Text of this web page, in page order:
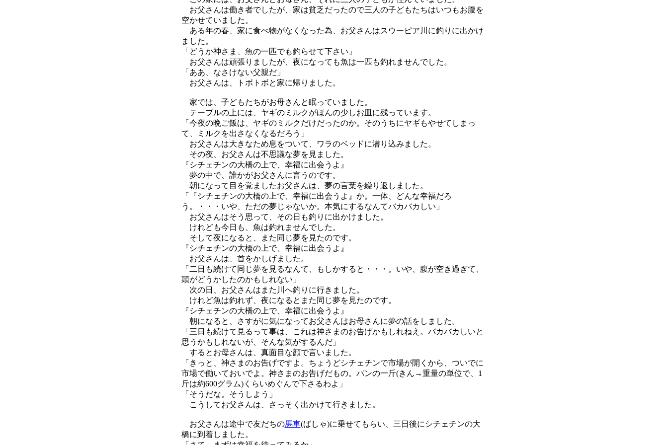
お父さんは働き者でしたが、家は貧乏だったので三人の子どもたちはいつもお腹を
空かせていました。
ある年の春、家に食べ物がなくなった為、お父さんはスウーピア川に釣りに出かけ
ました。
「どうか神さま、魚の一匹でも釣らせて下さい」
お父さんは頑張りましたが、夜になっても魚は一匹も釣れませんでした。
「ああ、なさけない父親だ」
お父さんは、トボトボと家に帰りました。
家では、子どもたちがお母さんと眠っていました。
テーブルの上には、ヤギのミルクがほんの少しお皿に残っています。
「今夜の晩ご飯は、ヤギのミルクだけだったのか。そのうちにヤギもやせてしまっ
て、ミルクを出さなくなるだろう」
お父さんは大きなため息をついて、ワラのベッドに潜り込みました。
その夜、お父さんは不思議な夢を見ました。
『シチェチンの大橋の上で、幸福に出会うよ』
夢の中で、誰かがお父さんに言うのです。
朝になって目を覚ましたお父さんは、夢の言葉を繰り返しました。
「『シチェチンの大橋の上で、幸福に出会うよ』か。一体、どんな幸福だろ
う。・・・いや、ただの夢じゃないか。本気にするなんてバカバカしい」
お父さんはそう思って、その日も釣りに出かけました。
けれども今日も、魚は釣れませんでした。
そして夜になると、また同じ夢を見たのです。
『シチェチンの大橋の上で、幸福に出会うよ』
お父さんは、首をかしげました。
「二日も続けて同じ夢を見るなんて、もしかすると・・・。いや、腹が空き過ぎて、
頭がどうかしたのかもしれない」
次の日、お父さんはまた川へ釣りに行きました。
けれど魚は釣れず、夜になるとまた同じ夢を見たのです。
『シチェチンの大橋の上で、幸福に出会うよ』
朝になると、さすがに気になってお父さんはお母さんに夢の話をしました。
「三日も続けて見るって事は、これは神さまのお告げかもしれねえ。バカバカしいと
思うかもしれないが、そんな気がするんだ」
するとお母さんは、真面目な顔で言いました。
「きっと、神さまのお告げですよ。ちょうどシチェチンで市場が開くから、ついでに
市場で働いておいでよ。神さまのお告げだもの。パンの一斤(きん→重量の単位で、1
斤は約600グラム)くらいめぐんで下さるわよ」
「そうだな。そうしよう」
こうしてお父さんは、さっそく出かけて行きました。
お父さんは途中で友だちの馬車(ばしゃ)に乗せてもらい、三日後にシチェチンの大
橋に到着しました。